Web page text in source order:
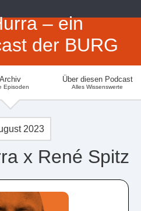
– ein
der BURG
Archiv
Episoden
Über diesen Podcast
Alles Wissenswerte
2023
x René Spitz